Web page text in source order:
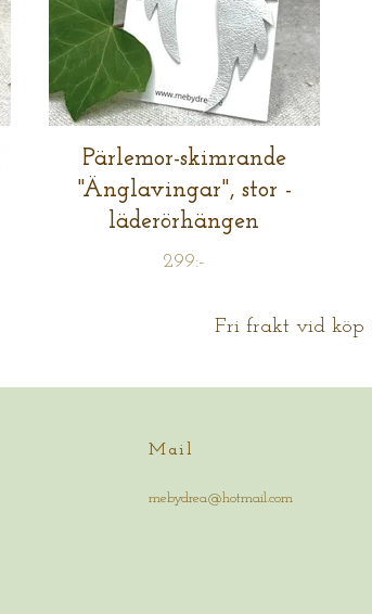
Pärlemor-skimrande
"Änglavingar", stor -
läderörhängen
299:-
Fri frakt vid köp
Mail
mebydrea@hotmail.com